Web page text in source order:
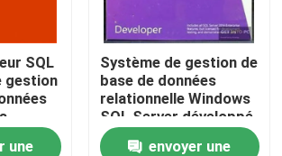
qualité
SQL
gestion
une
Système de gestion de
base de données
relationnelle Windows
SQL Server développé
par
envoyer une